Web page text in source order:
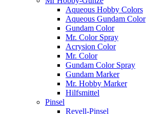
Aqueous Hobby Colors
Aqueous Gundam Color
Gundam Color
Mr. Color Spray
Acrysion Color
Mr. Color
Gundam Color Spray
Gundam Marker
Mr. Hobby Marker
Hilfsmittel
Pinsel
Revell-Pinsel